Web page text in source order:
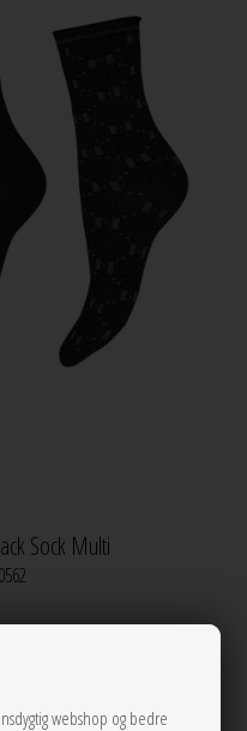
webshop og bedre
Sock Multi